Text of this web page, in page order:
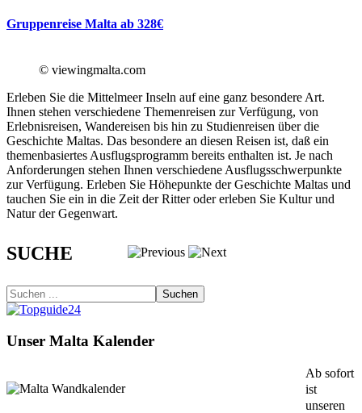
Gruppenreise Malta ab 328€
© viewingmalta.com
Erleben Sie die Mittelmeer Inseln auf eine ganz besondere Art.
Ihnen stehen verschiedene Themenreisen zur Verfügung, von
Erlebnisreisen, Wandereisen bis hin zu Studienreisen über die
Geschichte Maltas. Das besondere an diesen Reisen ist, daß ein
themenbasiertes Ausflugsprogramm bereits enthalten ist. Je nach
Anforderungen stehen Ihnen verschiedene Ausflugsschwerpunkte
zur Verfügung. Erleben Sie Höhepunkte der Geschichte Maltas und
tauchen Sie ein in die Zeit der Ritter oder erleben Sie Kultur und
Natur der Gegenwart.
SUCHE
Suchen
Unser Malta Kalender
Ab sofort
ist
unseren